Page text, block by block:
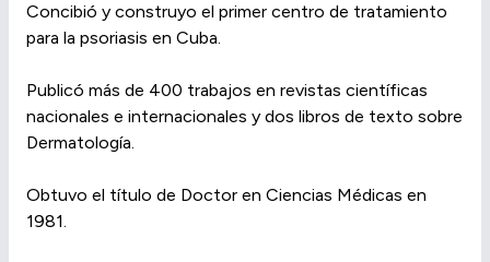
Concibió y construyo el primer centro de tratamiento
para la psoriasis en Cuba.
Publicó más de 400 trabajos en revistas científicas
nacionales e internacionales y dos libros de texto sobre
Dermatología.
Obtuvo el título de Doctor en Ciencias Médicas en
1981.